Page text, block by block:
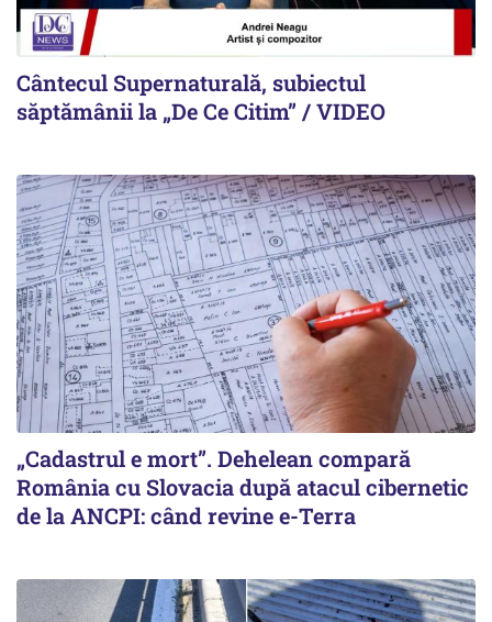
Cântecul Supernaturală, subiectul
săptămânii la „De Ce Citim” / VIDEO
„Cadastrul e mort”. Dehelean compară
România cu Slovacia după atacul cibernetic
de la ANCPI: când revine e-Terra